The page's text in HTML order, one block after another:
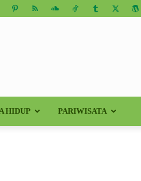
HIDUP PARIWISATA